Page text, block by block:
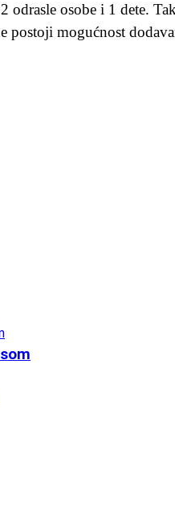
odrasle osobe i 1 dete.
postoji mogućnost